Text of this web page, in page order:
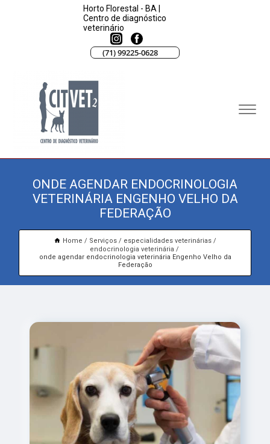
Horto Florestal - BA |
Centro de diagnóstico
veterinário
(71) 99225-0628
ONDE AGENDAR ENDOCRINOLOGIA
VETERINÁRIA ENGENHO VELHO DA
FEDERAÇÃO
Home Serviços
especialidades veterinárias
endocrinologia veterinária
onde agendar endocrinologia veterinária Engenho Velho da
Federação